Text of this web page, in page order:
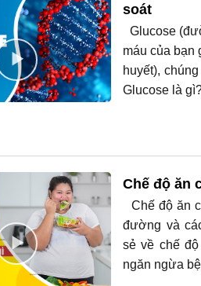
soát
Glucose
máu của bạn
huyết),
Glucose là
Chế độ ăn
Chế độ ăn
đường và
sẻ về chế
ngăn ngừa